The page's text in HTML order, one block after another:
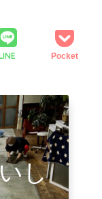
Pocket
し